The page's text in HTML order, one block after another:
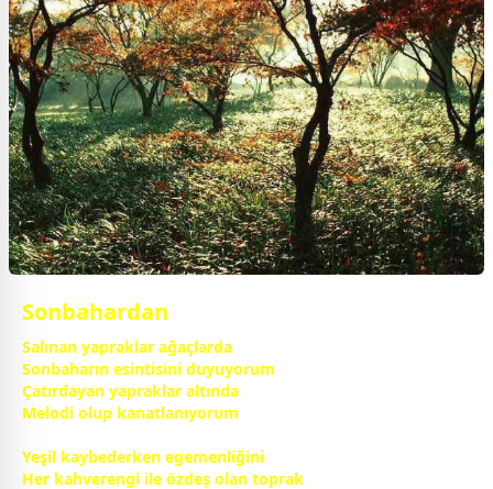
Sonbahardan
Salınan yapraklar ağaçlarda
Sonbaharın esintisini duyuyorum
Çatırdayan yapraklar altında
Melodi olup kanatlanıyorum
Yeşil kaybederken egemenliğini
Her kahverengi ile özdeş olan toprak